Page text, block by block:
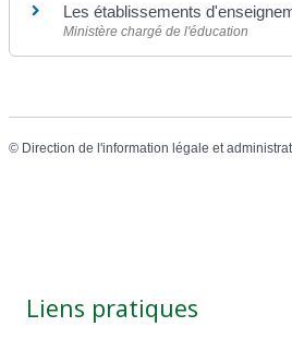
Les établissements
Ministère chargé de l'éducation
© Direction de l'information légale et
Liens pratiques